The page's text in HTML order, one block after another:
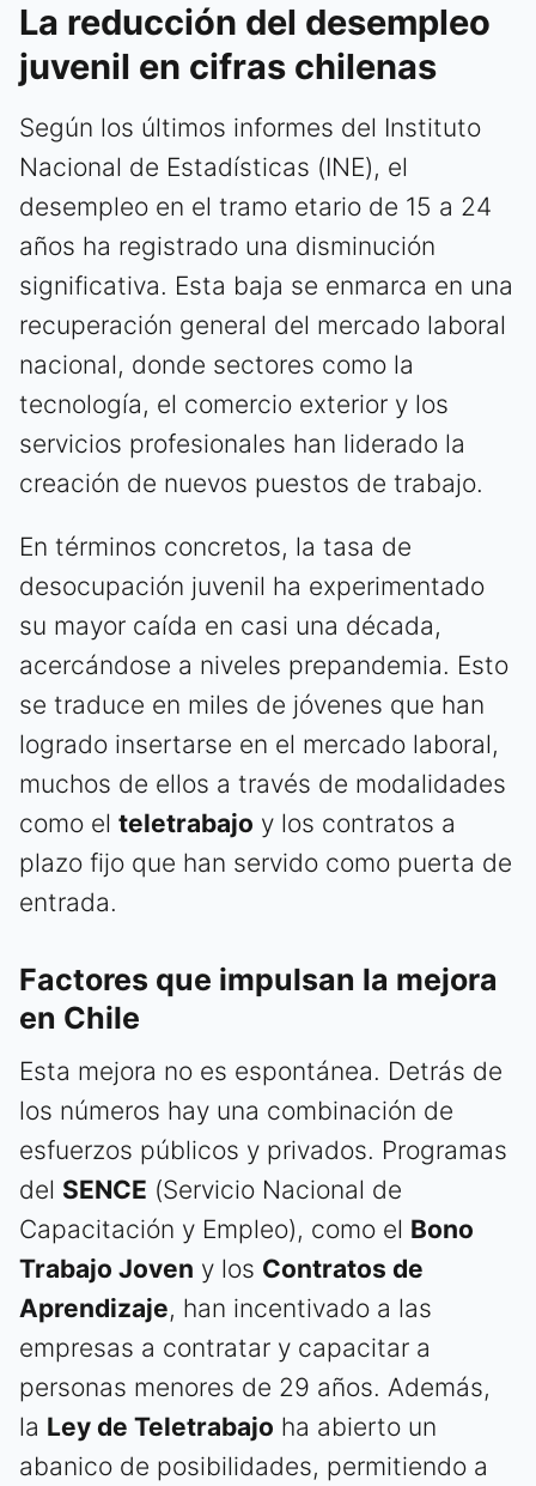
La reducción del desempleo
juvenil en cifras chilenas
Según los últimos informes del Instituto
Nacional de Estadísticas (INE), el
desempleo en el tramo etario de 15 a 24
años ha registrado una disminución
significativa. Esta baja se enmarca en una
recuperación general del mercado laboral
nacional, donde sectores como la
tecnología, el comercio exterior y los
servicios profesionales han liderado la
creación de nuevos puestos de trabajo.
En términos concretos, la tasa de
desocupación juvenil ha experimentado
su mayor caída en casi una década,
acercándose a niveles prepandemia. Esto
se traduce en miles de jóvenes que han
logrado insertarse en el mercado laboral,
muchos de ellos a través de modalidades
como el teletrabajo y los contratos a
plazo fijo que han servido como puerta de
entrada.
Factores que impulsan la mejora
en Chile
Esta mejora no es espontánea. Detrás de
los números hay una combinación de
esfuerzos públicos y privados. Programas
del SENCE (Servicio Nacional de
Capacitación y Empleo), como el Bono
Trabajo Joven y los Contratos de
Aprendizaje, han incentivado a las
empresas a contratar y capacitar a
personas menores de 29 años. Además,
la Ley de Teletrabajo ha abierto un
abanico de posibilidades, permitiendo a